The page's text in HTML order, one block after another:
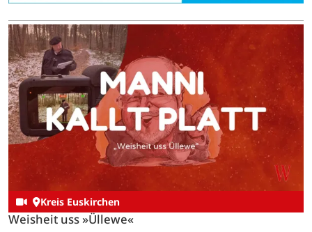
Kreis Euskirchen
Weisheit uss »Üllewe«